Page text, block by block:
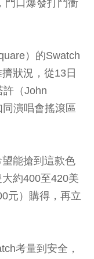
門口爆發打鬥衝
）的Swatch
狀況，從13日
許（John
演唱會搖滾區
能搶到這款色
約400至420美
元）購得，再立
考量到安全，